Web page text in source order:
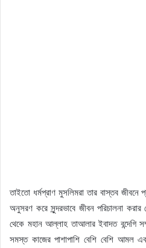
তাইতো ধর্মপ্রাণ মুসলিমরা তার বাস্তব জীবনে
অনুসরণ করে সুন্দরভাবে জীবন পরিচালনা করার
থেকে মহান আল্লাহ তাআলার ইবাদত বন্দেগি
সমস্ত কাজের পাশাপাশি বেশি বেশি আমল